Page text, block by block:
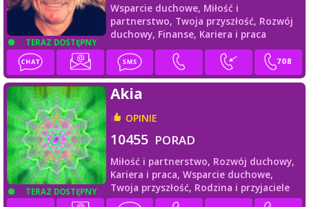
TERAZ DOSTĘPNY
Wsparcie duchowe, Miłość i
partnerstwo, Twoja przyszłość, Rozwój
duchowy, Finanse, Kariera i praca
TERAZ DOSTĘPNY
Akia
OPINIE
10455 PORAD
Miłość i partnerstwo, Rozwój duchowy,
Kariera i praca, Wsparcie duchowe,
Twoja przyszłość, Rodzina i przyjaciele